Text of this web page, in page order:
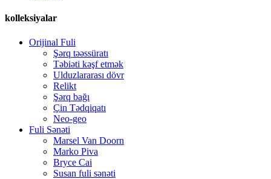
kolleksiyalar
Orijinal Fuli
Şərq təəssüratı
Təbiəti kəşf etmək
Ulduzlararası dövr
Relikt
Şərq bağı
Çin Tədqiqatı
Neo-geo
Fuli Sənəti
Marsel Van Doorn
Marko Piva
Bryce Cai
Susan fuli sənəti